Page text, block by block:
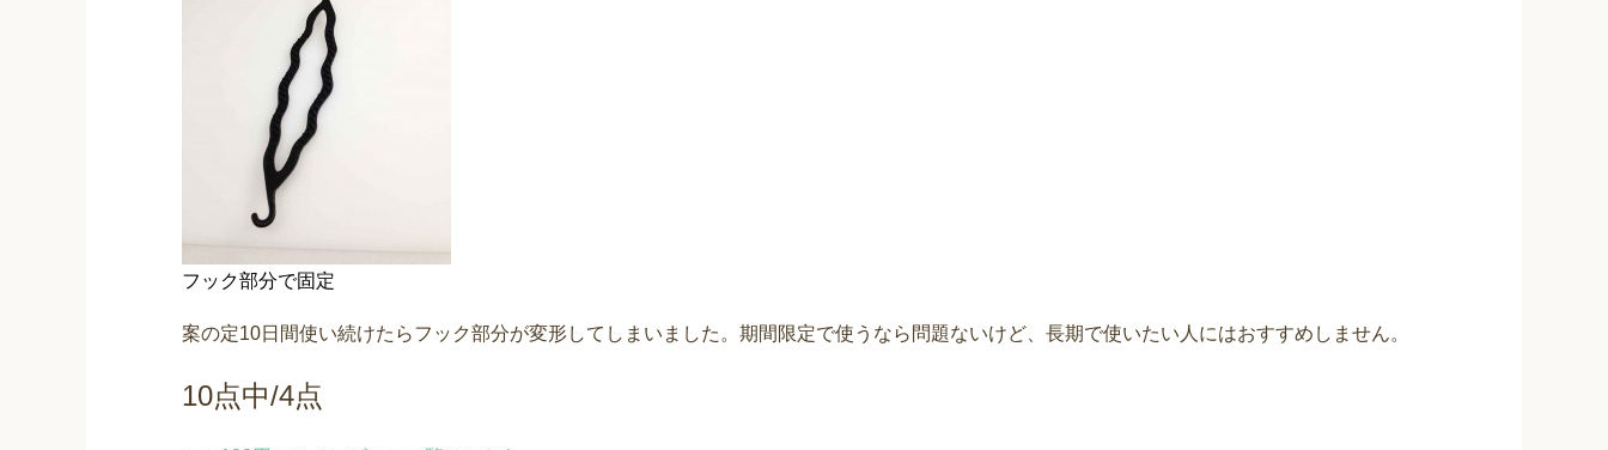
フック部分で固定
案の定10日間使い続けたらフック部分が変形してしまいました。期間限定で使うなら問題ないけど、長期で使いたい人にはおすすめしません。
10点中/4点